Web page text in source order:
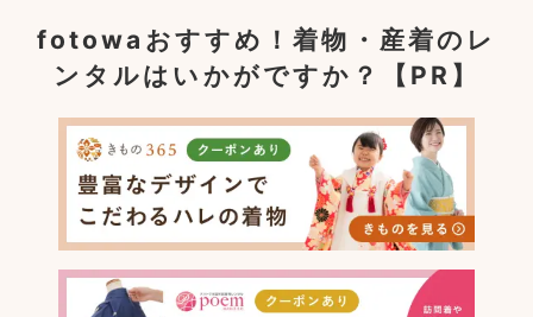
fotowaおすすめ！着物・産着のレ
ンタルはいかがですか？【PR】